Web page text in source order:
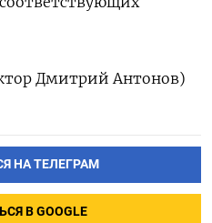
Дмитрий Антонов)
НА ТЕЛЕГРАМ
В GOOGLE